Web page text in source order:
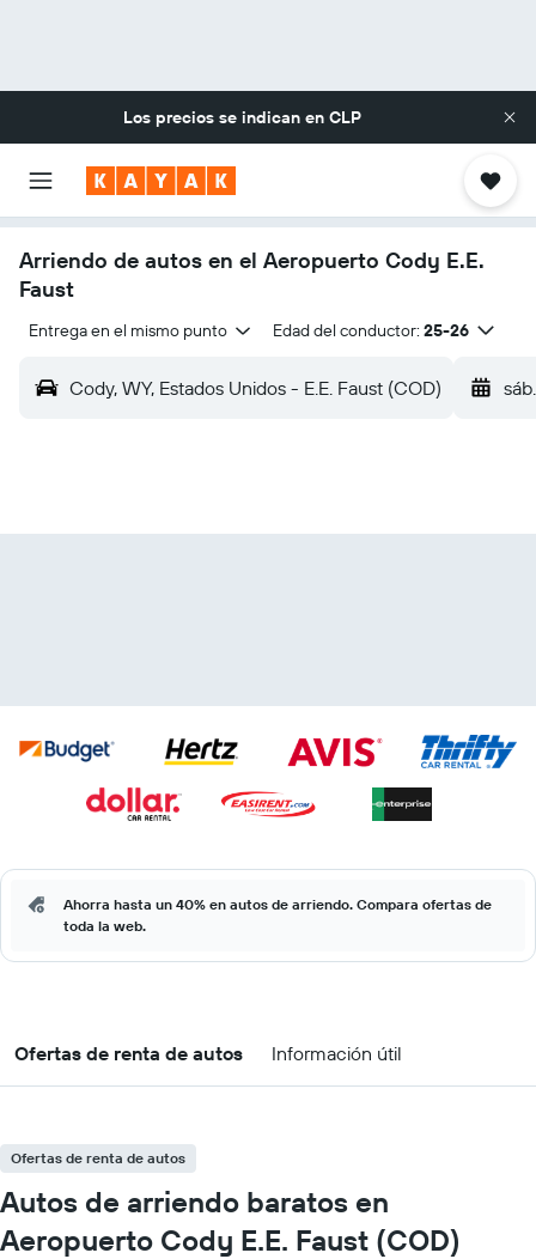
Los precios se indican en CLP
Arriendo de autos en el Aeropuerto Cody E.E.
Faust
Entrega en el mismo punto Edad del conductor: 25-26
Cody, WY, Estados Unidos - E.E. Faust (COD)
Ahorra hasta un 40% en autos de arriendo. Compara ofertas de
toda la web.
Ofertas de renta de autos Información útil
Ofertas de renta de autos
Autos de arriendo baratos en
Aeropuerto Cody E.E. Faust (COD)